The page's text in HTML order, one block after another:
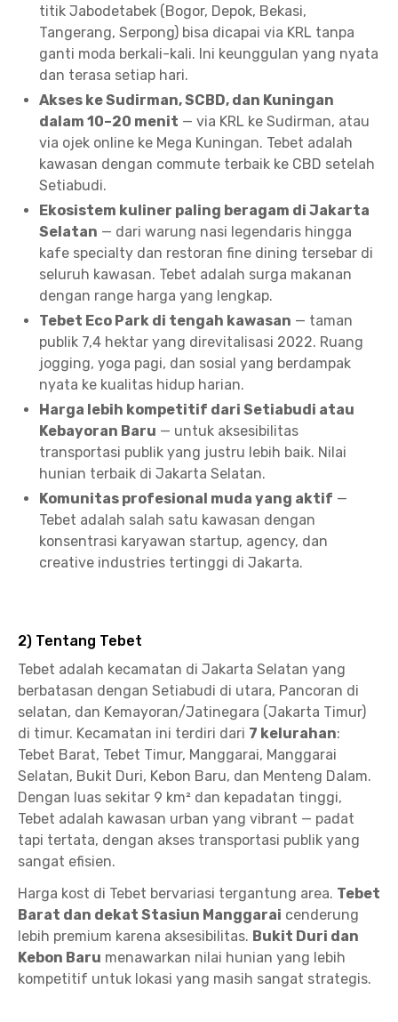
titik Jabodetabek (Bogor, Depok, Bekasi,
Tangerang, Serpong) bisa dicapai via KRL tanpa
ganti moda berkali-kali. Ini keunggulan yang nyata
dan terasa setiap hari.
Akses ke Sudirman, SCBD, dan Kuningan
dalam 10–20 menit — via KRL ke Sudirman, atau
via ojek online ke Mega Kuningan. Tebet adalah
kawasan dengan commute terbaik ke CBD setelah
Setiabudi.
Ekosistem kuliner paling beragam di Jakarta
Selatan — dari warung nasi legendaris hingga
kafe specialty dan restoran fine dining tersebar di
seluruh kawasan. Tebet adalah surga makanan
dengan range harga yang lengkap.
Tebet Eco Park di tengah kawasan — taman
publik 7,4 hektar yang direvitalisasi 2022. Ruang
jogging, yoga pagi, dan sosial yang berdampak
nyata ke kualitas hidup harian.
Harga lebih kompetitif dari Setiabudi atau
Kebayoran Baru — untuk aksesibilitas
transportasi publik yang justru lebih baik. Nilai
hunian terbaik di Jakarta Selatan.
Komunitas profesional muda yang aktif —
Tebet adalah salah satu kawasan dengan
konsentrasi karyawan startup, agency, dan
creative industries tertinggi di Jakarta.
2) Tentang Tebet
Tebet adalah kecamatan di Jakarta Selatan yang
berbatasan dengan Setiabudi di utara, Pancoran di
selatan, dan Kemayoran/Jatinegara (Jakarta Timur)
di timur. Kecamatan ini terdiri dari 7 kelurahan:
Tebet Barat, Tebet Timur, Manggarai, Manggarai
Selatan, Bukit Duri, Kebon Baru, dan Menteng Dalam.
Dengan luas sekitar 9 km² dan kepadatan tinggi,
Tebet adalah kawasan urban yang vibrant — padat
tapi tertata, dengan akses transportasi publik yang
sangat efisien.
Harga kost di Tebet bervariasi tergantung area. Tebet
Barat dan dekat Stasiun Manggarai cenderung
lebih premium karena aksesibilitas. Bukit Duri dan
Kebon Baru menawarkan nilai hunian yang lebih
kompetitif untuk lokasi yang masih sangat strategis.